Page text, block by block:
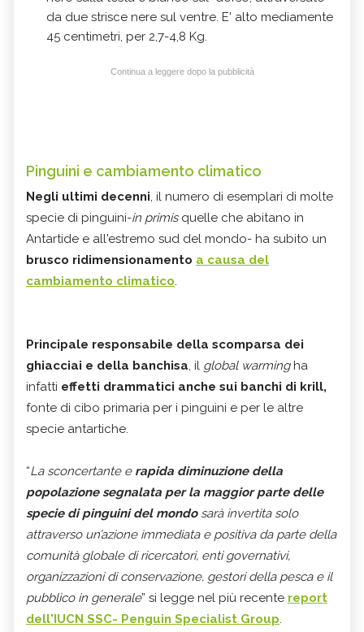
da due strisce nere sul ventre. E' alto mediamente
45 centimetri, per 2,7-4,8 Kg.
Continua a leggere dopo la pubblicità
Pinguini e cambiamento climatico
Negli ultimi decenni, il numero di esemplari di molte
specie di pinguini-in primisquelle che abitano in
Antartide e all'estremo sud del mondo- ha subito un
brusco ridimensionamento a causa del
cambiamento climatico.
Principale responsabile della scomparsa dei
ghiacciai e della banchisa, il global warmingha
infatti effetti drammatici anche sui banchi di krill,
fonte di cibo primaria per i pinguini e per le altre
specie antartiche.
“La sconcertante e rapida diminuzione della
popolazione segnalata per la maggior parte delle
specie di pinguini del mondosarà invertita solo
attraverso un’azione immediata e positiva da parte della
comunità globale di ricercatori, enti governativi,
organizzazioni di conservazione, gestori della pesca e il
pubblico in generale” si legge nel più recente report
dell'IUCN SSC- Penguin Specialist Group.